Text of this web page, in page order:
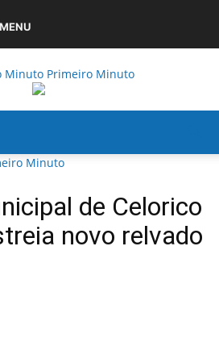
MENU
Primeiro Minuto
de Celorico
novo relvado